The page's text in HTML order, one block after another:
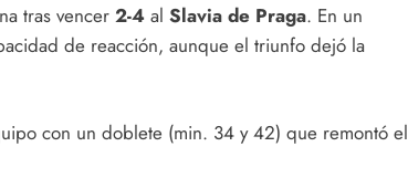
tras vencer 2-4 al Slavia de Praga. En un
de reacción, aunque el triunfo dejó la
con un doblete (min. 34 y 42) que remontó el